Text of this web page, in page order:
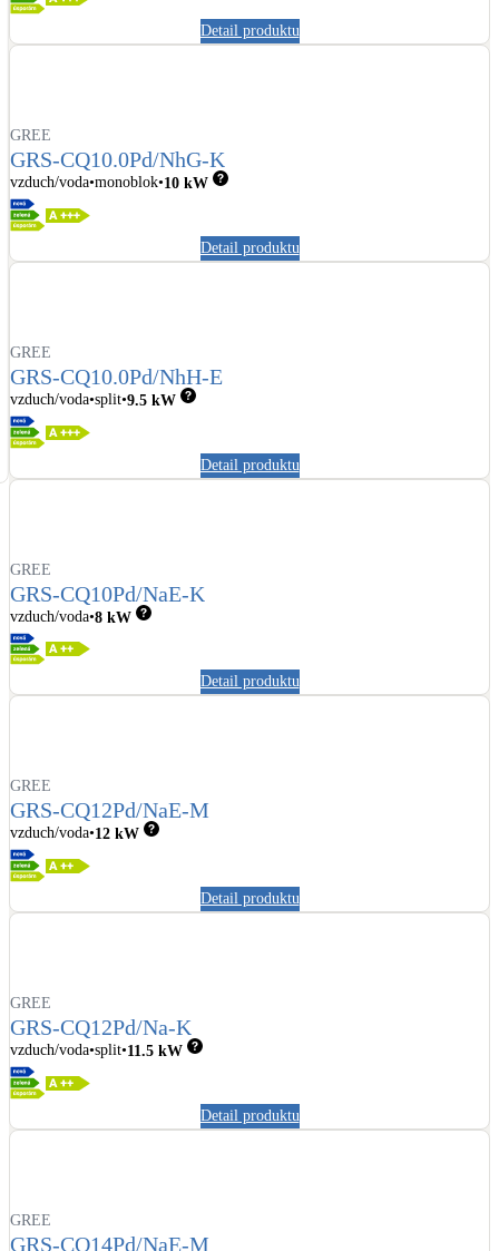
Detail produktu
GREE
GRS-CQ10.0Pd/NhG-K
vzduch/voda monoblok 10 kW
Detail produktu
GREE
GRS-CQ10.0Pd/NhH-E
vzduch/voda split 9.5 kW
Detail produktu
GREE
GRS-CQ10Pd/NaE-K
vzduch/voda 8 kW
Detail produktu
GREE
GRS-CQ12Pd/NaE-M
vzduch/voda 12 kW
Detail produktu
GREE
GRS-CQ12Pd/Na-K
vzduch/voda split 11.5 kW
Detail produktu
GREE
GRS-CQ14Pd/NaE-M